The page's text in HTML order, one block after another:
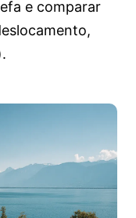
e comparar